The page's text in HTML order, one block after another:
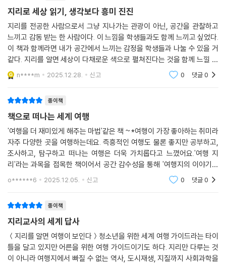
지리로 세상 읽기, 생각보다 흥미 진진
지리를 전공한 사람으로서 그냥 지나가는 관광이 아닌, 공간을 관찰하고
느끼고 감동 받는 한 사람이다. 이 느낌을 학생들과도 함께 느끼고 싶었다.
이 책과 함께라면 내가 공간에서 느끼는 감정을 학생들과 나눌 수 있을 거
같다. 지리를 알면 세상이 다채로운 색으로 펼쳐진다는 것을 함께 느낄 수
있는 책!n****m 2025.12.28. 신고 0 댓글0
종이책
책으로 떠나는 세계 여행
'여행을 더 재미있게 해주는 마법'같은 책 ~*여행이 가장 좋아하는 취미라
자주 다양한 곳을 여행하는데요. 즉흥적인 여행도 물론 좋지만 공부하고,
조사하고, 탐구하고 떠나는 여행은 더욱 가치롭다고 느꼈어요.'여행 지
리'라는 과목을 접목한 책이어서 공간 감수성을 통해 '여행지의 이야기와
그 위 인간의 삶을 더욱 풍요롭게 이해'하고 싶은 분들께 추천합니다 !
o******6 2025.12.05. 신고 0 댓글0
종이책
지리교사의 세계 답사
＜지리를 알면 여행이 보인다＞청소년을 위한 세계 여행 가이드라는 타이
틀을 달고 있지만 어른을 위한 여행 가이드이기도 하다. 지리만 다루는 것
이 아니라 여행지에서 빠질 수 없는 역사, 도시재생, 지질까지 사회과학을